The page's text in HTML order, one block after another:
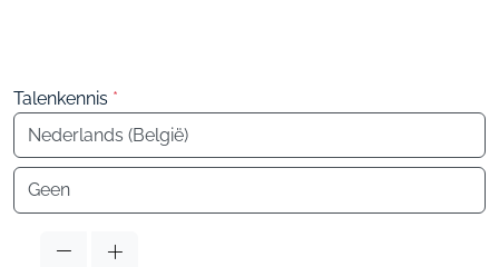
Talenkennis *
Taal
Taal